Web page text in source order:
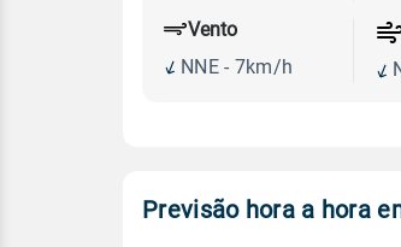
Vento
NNE - 7km/h
Previsão hora a hora